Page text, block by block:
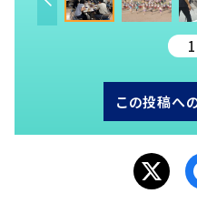
この投稿へ